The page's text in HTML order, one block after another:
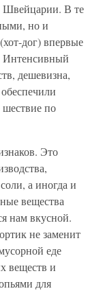
Швейцарии. В те
но и
дог) впервые
Интенсивный
дешевизна,
по
Это
а иногда и
вещества
нам вкусной.
не заменит
еде
веществ и
для